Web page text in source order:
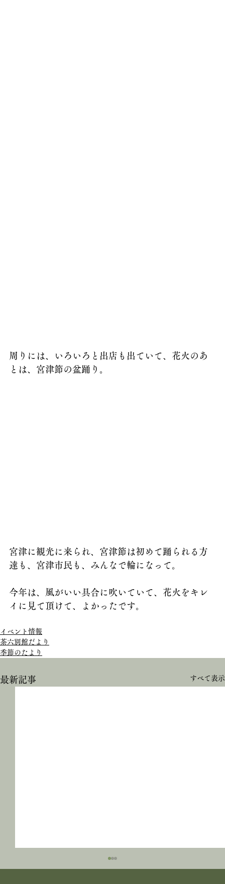
周りには、いろいろと出店も出ていて、花火のあ
とは、宮津節の盆踊り。
宮津に観光に来られ、宮津節は初めて踊られる方
達も、宮津市民も、みんなで輪になって。
今年は、風がいい具合に吹いていて、花火をキレ
イに見て頂けて、よかったです。
イベント情報
茶六別館だより
季節のたより
最新記事 すべて表示